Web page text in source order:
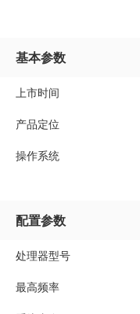
基本参数
上市时间
产品定位
操作系统
配置参数
处理器型号
最高频率